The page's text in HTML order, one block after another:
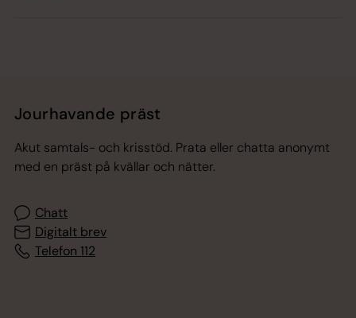
Jourhavande präst
Akut samtals- och krisstöd. Prata eller chatta anonymt
med en präst på kvällar och nätter.
Chatt
Digitalt brev
Telefon 112